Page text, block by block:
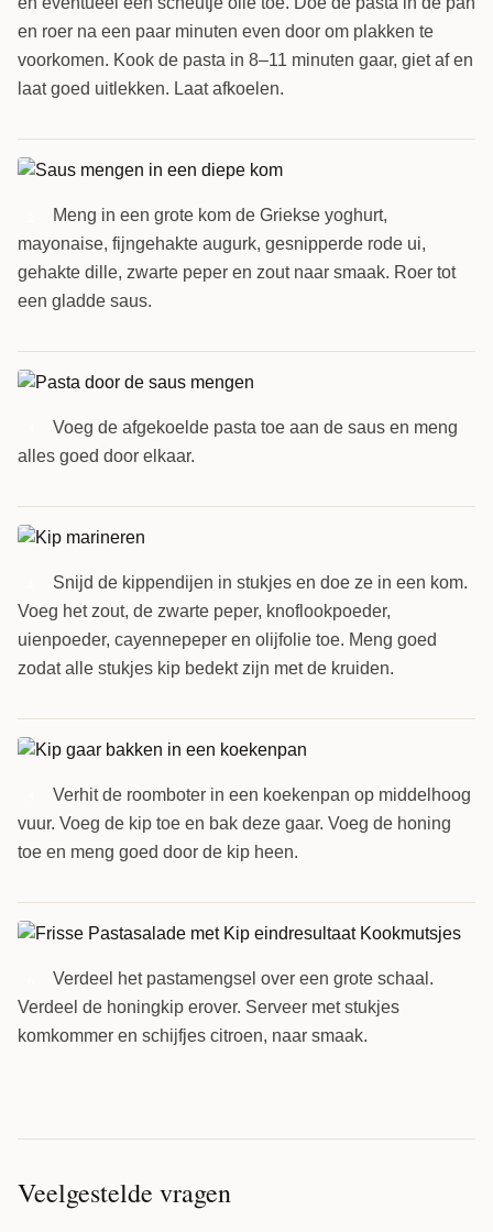
en roer na een paar minuten even door om plakken te
voorkomen. Kook de pasta in 8–11 minuten gaar, giet af en
laat goed uitlekken. Laat afkoelen.
Meng in een grote kom de Griekse yoghurt,
mayonaise, fijngehakte augurk, gesnipperde rode ui,
gehakte dille, zwarte peper en zout naar smaak. Roer tot
een gladde saus.
Voeg de afgekoelde pasta toe aan de saus en meng
alles goed door elkaar.
Snijd de kippendijen in stukjes en doe ze in een kom.
Voeg het zout, de zwarte peper, knoflookpoeder,
uienpoeder, cayennepeper en olijfolie toe. Meng goed
zodat alle stukjes kip bedekt zijn met de kruiden.
Verhit de roomboter in een koekenpan op middelhoog
vuur. Voeg de kip toe en bak deze gaar. Voeg de honing
toe en meng goed door de kip heen.
Verdeel het pastamengsel over een grote schaal.
Verdeel de honingkip erover. Serveer met stukjes
komkommer en schijfjes citroen, naar smaak.
Veelgestelde vragen